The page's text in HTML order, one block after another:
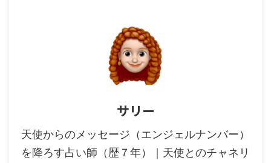
サリー
天使からのメッセージ（エンジェルナンバー）
を降ろす占い師（歴７年）｜天使とのチャネリ